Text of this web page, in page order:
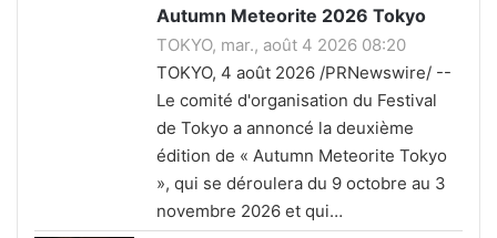
Autumn Meteorite 2026 Tokyo
TOKYO, mar., août 4 2026 08:20
TOKYO, 4 août 2026 /PRNewswire/ --
Le comité d'organisation du Festival
de Tokyo a annoncé la deuxième
édition de « Autumn Meteorite Tokyo
», qui se déroulera du 9 octobre au 3
novembre 2026 et qui…